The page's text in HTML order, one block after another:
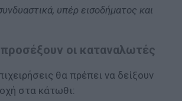
υπέρ εισοδήματος και
προσέξουν οι καταναλωτές
θα πρέπει να δείξουν
στα κάτωθι: